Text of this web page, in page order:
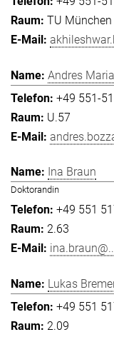
TU München
Andres
+49 551-
U.57
Ina Braun
Doktorandin
+49 551
2.63
Lukas
+49 551
2.09